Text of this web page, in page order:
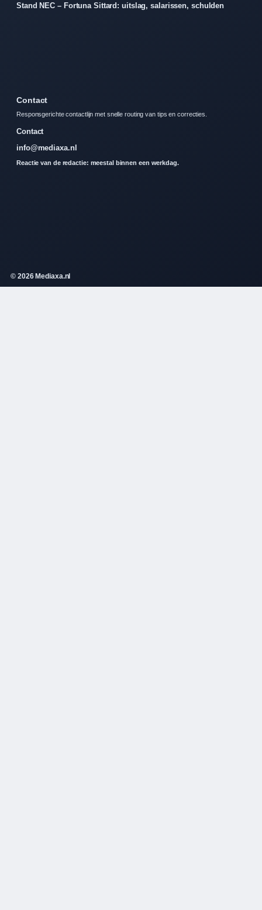
Stand NEC – Fortuna Sittard: uitslag, salarissen, schulden
Contact
Responsgerichte contactlijn met snelle routing van tips en correcties.
Contact
info@mediaxa.nl
Reactie van de redactie: meestal binnen een werkdag.
© 2026 Mediaxa.nl